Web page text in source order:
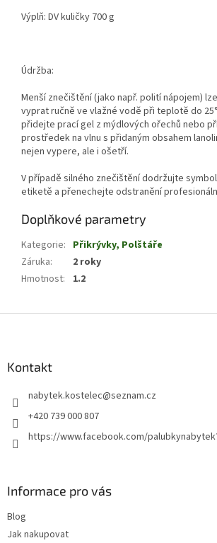
Výplň: DV kuličky 700 g
Údržba:
Menší znečištění (jako např. polití nápojem)
vyprat ručně ve vlažné vodě při teplotě do
přidejte prací gel z mýdlových ořechů nebo
prostředek na vlnu s přidaným obsahem
nejen vypere, ale i ošetří.
V případě silného znečištění dodržujte
etiketě a přenechejte odstranění
Doplňkové parametry
Kategorie: Přikrývky, Polštáře
Záruka:
2 roky
Hmotnost: 1.2
Kontakt
nabytek.kostelec@seznam.cz
+420 739 000 807
https://www.facebook.com/
Informace pro vás
Blog
Jak nakupovat